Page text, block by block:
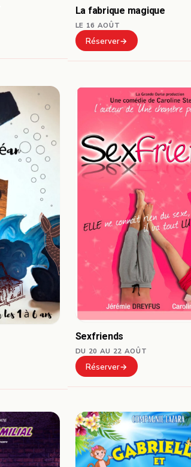
La fabrique magique
LE 16 AOÛT
Réserver
Sexfriends
DU 20 AU 22 AOÛT
Réserver